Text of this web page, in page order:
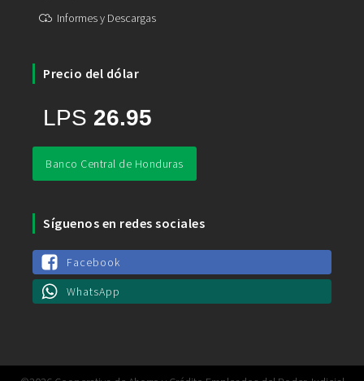
Informes y Descargas
Precio del dólar
Banco Central de Honduras
Síguenos en redes sociales
Facebook
WhatsApp